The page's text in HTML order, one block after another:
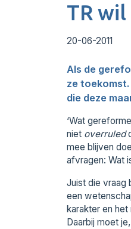
TR
20-06-2011
Als de
ze toekomst.
die deze
‘Wat
niet overruled
mee blijven
afvragen: Wat
Juist die vraag
een
karakter en
Daarbij moet